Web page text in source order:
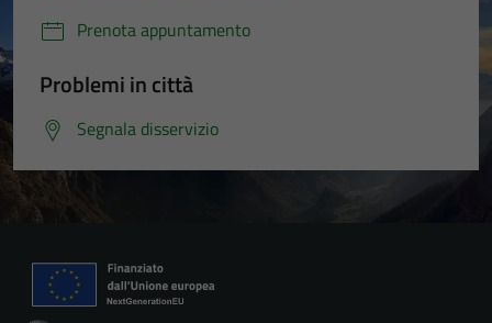
Prenota appuntamento
Problemi in città
Segnala disservizio